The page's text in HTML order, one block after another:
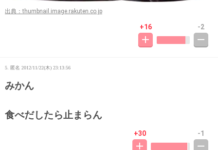
出典：thumbnail.image.rakuten.co.jp
+16 -2
5. 匿名 2012/11/22(木) 23:13:56
みかん
食べだしたら止まらん
+30 -1